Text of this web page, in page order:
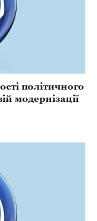
політичного
модернізації